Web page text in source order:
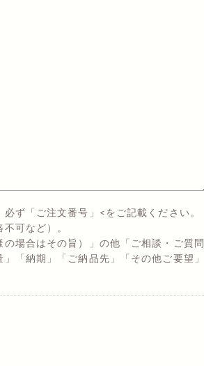
ず「ご注文番号」<をご記載ください。
可など）。
場合はその旨）」の他「ご相談・ご質問
「納期」「ご納品先」「その他ご要望」